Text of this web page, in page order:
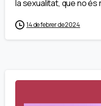
la sexualitat, que no és
14 de febrer de 2024